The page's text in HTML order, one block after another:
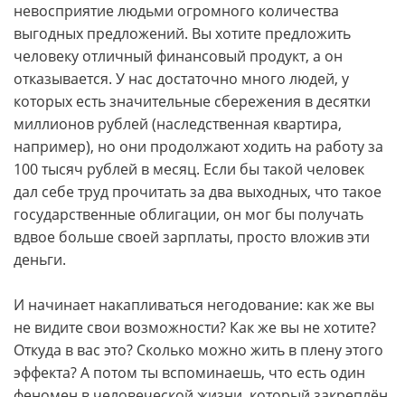
невосприятие людьми огромного количества
выгодных предложений. Вы хотите предложить
человеку отличный финансовый продукт, а он
отказывается. У нас достаточно много людей, у
которых есть значительные сбережения в десятки
миллионов рублей (наследственная квартира,
например), но они продолжают ходить на работу за
100 тысяч рублей в месяц. Если бы такой человек
дал себе труд прочитать за два выходных, что такое
государственные облигации, он мог бы получать
вдвое больше своей зарплаты, просто вложив эти
деньги.
И начинает накапливаться негодование: как же вы
не видите свои возможности? Как же вы не хотите?
Откуда в вас это? Сколько можно жить в плену этого
эффекта? А потом ты вспоминаешь, что есть один